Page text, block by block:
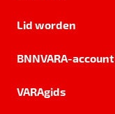
Lid worden
BNNVARA-account
VARAgids